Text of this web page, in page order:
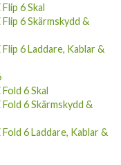
6 Skal
Flip 6 Skärmskydd &
Flip 6 Laddare, Kablar &
6 Skal
Fold 6 Skärmskydd &
Fold 6 Laddare, Kablar &